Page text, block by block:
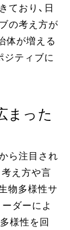
ており、日
の考え方が
体が増える
ジティブに
まった
ら注目され
考え方や言
物多様性サ
ダーによ
様性を回